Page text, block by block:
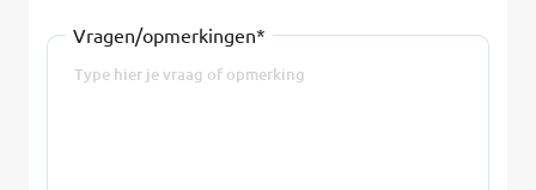
Vragen/opmerkingen*